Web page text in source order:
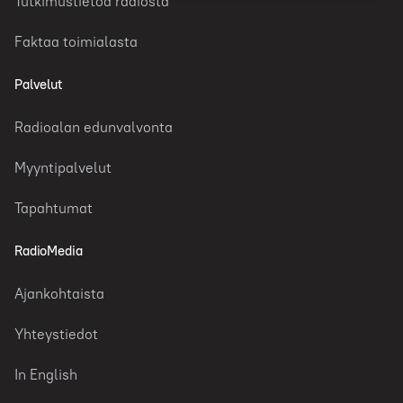
Faktaa toimialasta
Palvelut
Radioalan edunvalvonta
Myyntipalvelut
Tapahtumat
RadioMedia
Ajankohtaista
Yhteystiedot
In English